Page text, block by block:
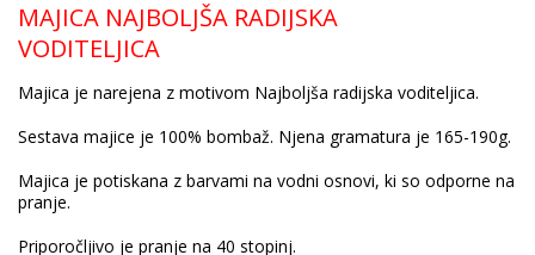
MAJICA NAJBOLJŠA RADIJSKA
VODITELJICA
Majica je narejena z motivom Najboljša radijska voditeljica.
Sestava majice je 100% bombaž. Njena gramatura je 165-190g.
Majica je potiskana z barvami na vodni osnovi, ki so odporne na
pranje.
Priporočljivo je pranje na 40 stopinj.